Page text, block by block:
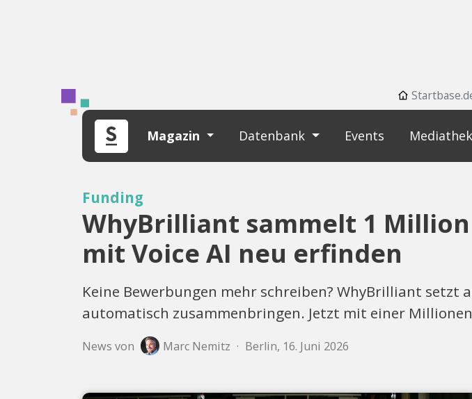
Magazin Datenbank Events Mediathek
Funding
WhyBrilliant sammelt 1
mit Voice AI neu erfinden
Keine Bewerbungen mehr schreiben? WhyBrilliant
automatisch zusammenbringen. Jetzt mit einer
News von Marc Nemitz · Berlin, 16. Juni 2026